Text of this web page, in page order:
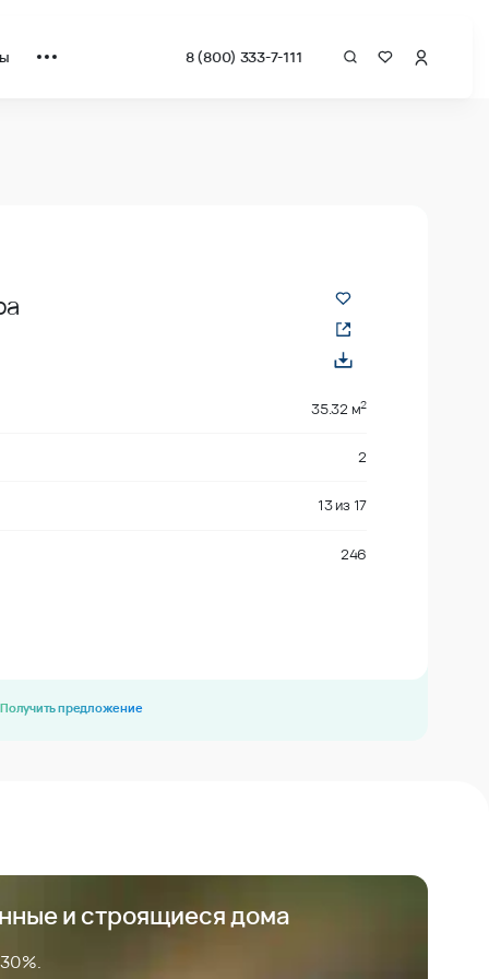
8 (800) 333-7-111
35.32 м2
2
13из 17
246
Получить предложение
и строящиеся дома